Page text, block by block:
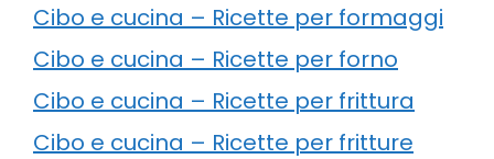
Cibo e cucina – Ricette per formaggi
Cibo e cucina – Ricette per forno
Cibo e cucina – Ricette per frittura
Cibo e cucina – Ricette per fritture